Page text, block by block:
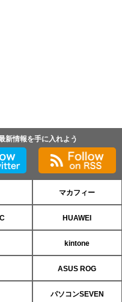
新情報を手に入れよう
マカフィー
HUAWEI
kintone
ASUS ROG
パソコンSEVEN